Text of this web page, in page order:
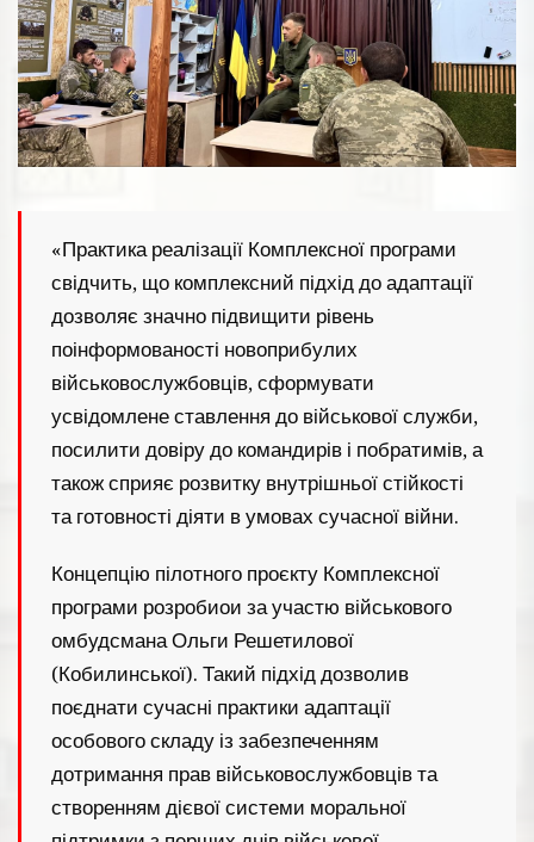
«Практика реалізації Комплексної програми
свідчить, що комплексний підхід до адаптації
дозволяє значно підвищити рівень
поінформованості новоприбулих
військовослужбовців, сформувати
усвідомлене ставлення до військової служби,
посилити довіру до командирів і побратимів, а
також сприяє розвитку внутрішньої стійкості
та готовності діяти в умовах сучасної війни.
Концепцію пілотного проєкту Комплексної
програми розробиои за участю військового
омбудсмана Ольги Решетилової
(Кобилинської). Такий підхід дозволив
поєднати сучасні практики адаптації
особового складу із забезпеченням
дотримання прав військовослужбовців та
створенням дієвої системи моральної